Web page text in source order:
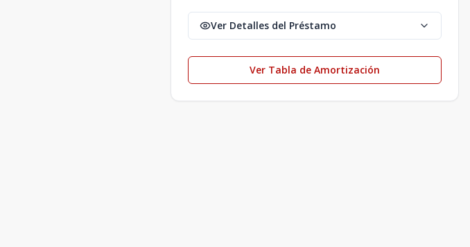
Ver Detalles del Préstamo
Ver Tabla de Amortización